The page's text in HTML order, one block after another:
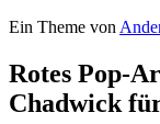
Ein Theme von
Rotes Pop-
Chadwick